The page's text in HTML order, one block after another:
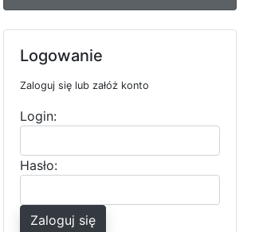
Logowanie
Zaloguj się lub załóż konto
Login:
Hasło:
Zaloguj się